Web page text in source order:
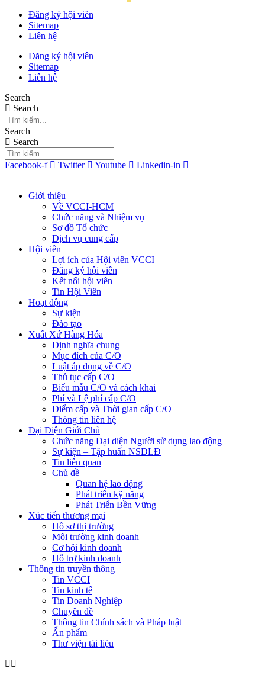
Đăng ký hội viên
Sitemap
Liên hệ
Đăng ký hội viên
Sitemap
Liên hệ
Search
Search
Search
Search
Facebook-f Twitter Youtube Linkedin-in
Giới thiệu
Về VCCI-HCM
Chức năng và Nhiệm vụ
Sơ đồ Tổ chức
Dịch vụ cung cấp
Hội viên
Lợi ích của Hội viên VCCI
Đăng ký hội viên
Kết nối hội viên
Tin Hội Viên
Hoạt động
Sự kiện
Đào tạo
Xuất Xứ Hàng Hóa
Định nghĩa chung
Mục đích của C/O
Luật áp dụng về C/O
Thủ tục cấp C/O
Biểu mẫu C/O và cách khai
Phí và Lệ phí cấp C/O
Điểm cấp và Thời gian cấp C/O
Thông tin liên hệ
Đại Diện Giới Chủ
Chức năng Đại diện Người sử dụng lao động
Sự kiện – Tập huấn NSDLĐ
Tin liên quan
Chủ đề
Quan hệ lao động
Phát triển kỹ năng
Phát Triển Bền Vững
Xúc tiến thương mại
Hồ sơ thị trường
Môi trường kinh doanh
Cơ hội kinh doanh
Hỗ trợ kinh doanh
Thông tin truyền thông
Tin VCCI
Tin kinh tế
Tin Doanh Nghiệp
Chuyên đề
Thông tin Chính sách và Pháp luật
Ấn phẩm
Thư viện tài liệu